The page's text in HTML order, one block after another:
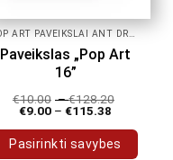
Paveikslas „Pop Art
16”
€10.00 –€128.20
€9.00 – €115.38
Pasirinkti savybes